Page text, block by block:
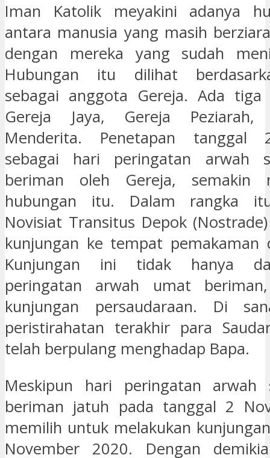
Iman Katolik meyakini adanya
antara manusia yang masih
dengan mereka yang sudah
Hubungan itu dilihat
sebagai anggota Gereja. Ada tiga
Gereja Jaya, Gereja
Menderita. Penetapan tanggal
sebagai hari peringatan arwah
beriman oleh Gereja, semakin
hubungan itu. Dalam rangka
Novisiat Transitus Depok
kunjungan ke tempat pemakaman
Kunjungan ini tidak hanya
peringatan arwah umat
kunjungan persaudaraan. Di
peristirahatan terakhir para
telah berpulang menghadap Bapa.
Meskipun hari peringatan arwah
beriman jatuh pada tanggal 2
memilih untuk melakukan
November 2020. Dengan